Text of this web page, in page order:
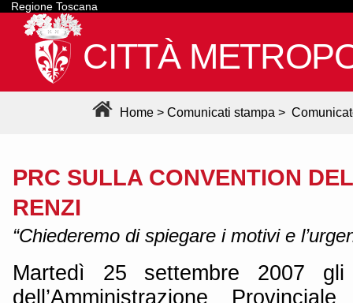
Regione Toscana
CITTÀ
Home > Comunicati stampa >
PRC SULLA CONVENTION
RENZI
“Chiederemo di spiegare i motivi e
Martedì 25 settembre 2007
dell’Amministrazione